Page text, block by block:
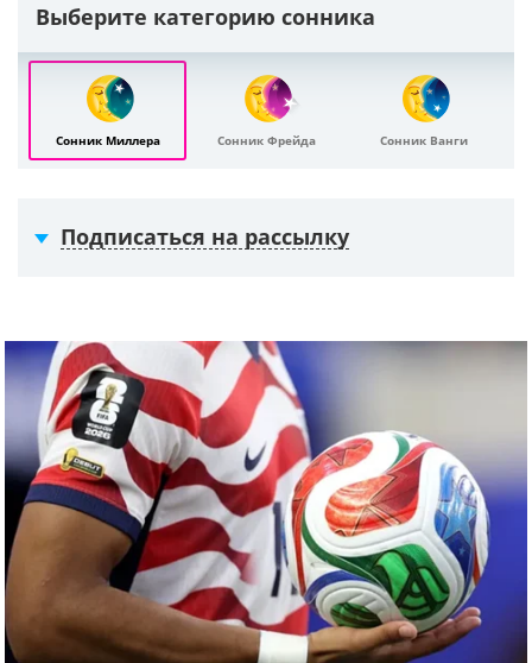
Выберите категорию сонника
Сонник Миллера Сонник Фрейда Сонник Ванги
Подписаться на рассылку